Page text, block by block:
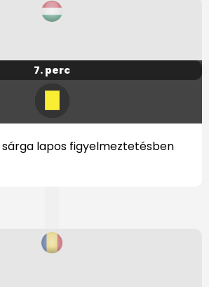
7. perc
sárga lapos figyelmeztetésben